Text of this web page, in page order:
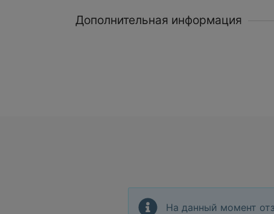
Дополнительная информация
На данный момент